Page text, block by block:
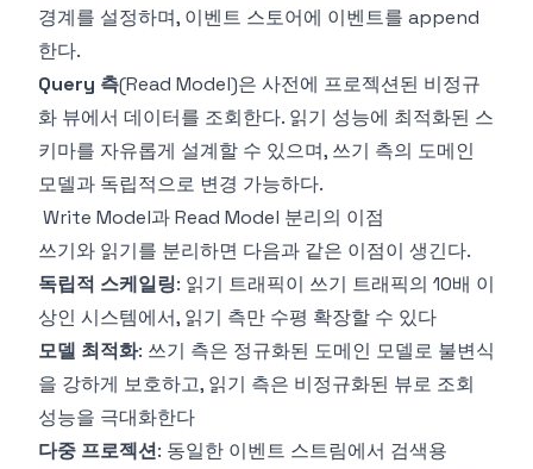
경계를 설정하며, 이벤트 스토어에 이벤트를 append
한다.
Query 측(Read Model)은 사전에 프로젝션된 비정규
화 뷰에서 데이터를 조회한다. 읽기 성능에 최적화된 스
키마를 자유롭게 설계할 수 있으며, 쓰기 측의 도메인
모델과 독립적으로 변경 가능하다.
Write Model과 Read Model 분리의 이점
쓰기와 읽기를 분리하면 다음과 같은 이점이 생긴다.
독립적 스케일링: 읽기 트래픽이 쓰기 트래픽의 10배 이
상인 시스템에서, 읽기 측만 수평 확장할 수 있다
모델 최적화: 쓰기 측은 정규화된 도메인 모델로 불변식
을 강하게 보호하고, 읽기 측은 비정규화된 뷰로 조회
성능을 극대화한다
다중 프로젝션: 동일한 이벤트 스트림에서 검색용